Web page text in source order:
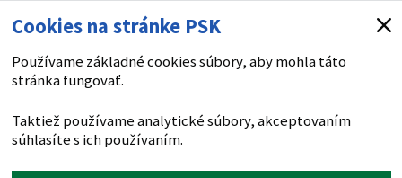
Cookies na stránke PSK
Používame základné cookies súbory, aby mohla táto
stránka fungovať.
Taktiež používame analytické súbory, akceptovaním
súhlasíte s ich používaním.